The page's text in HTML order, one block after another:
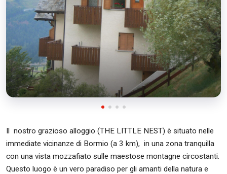
Il nostro grazioso alloggio (THE LITTLE NEST) è situato nelle
immediate vicinanze di Bormio (a 3 km), in una zona tranquilla
con una vista mozzafiato sulle maestose montagne circostanti.
Questo luogo è un vero paradiso per gli amanti della natura e